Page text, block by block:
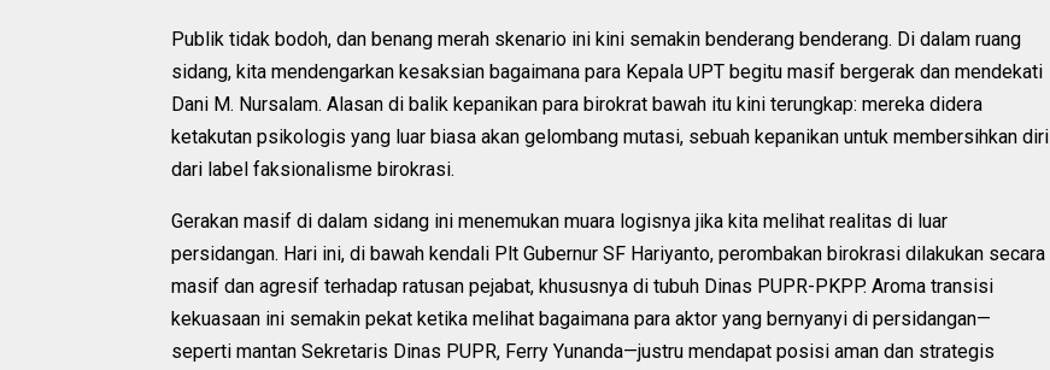
Publik tidak bodoh, dan benang merah skenario ini kini semakin benderang benderang. Di dalam ruang
sidang, kita mendengarkan kesaksian bagaimana para Kepala UPT begitu masif bergerak dan mendekati
Dani M. Nursalam. Alasan di balik kepanikan para birokrat bawah itu kini terungkap: mereka didera
ketakutan psikologis yang luar biasa akan gelombang mutasi, sebuah kepanikan untuk membersihkan diri
dari label faksionalisme birokrasi.
Gerakan masif di dalam sidang ini menemukan muara logisnya jika kita melihat realitas di luar
persidangan. Hari ini, di bawah kendali Plt Gubernur SF Hariyanto, perombakan birokrasi dilakukan secara
masif dan agresif terhadap ratusan pejabat, khususnya di tubuh Dinas PUPR-PKPP. Aroma transisi
kekuasaan ini semakin pekat ketika melihat bagaimana para aktor yang bernyanyi di persidangan—
seperti mantan Sekretaris Dinas PUPR, Ferry Yunanda—justru mendapat posisi aman dan strategis